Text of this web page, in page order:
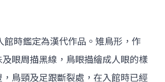
時鑑定為漢代作品。雉鳥形，作
眼周描黑線，鳥眼描繪成人眼的樣
鳥頸及足跟斷裂處，在入館時已經